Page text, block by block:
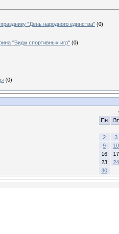
"День народного единства" (0)
"Виды спортивных игр" (0)
(0)
Пн
Вт
2
3
9
10
16
17
23
24
30